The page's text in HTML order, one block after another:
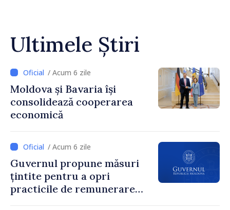
Ultimele Știri
/ Acum 6 zile
Moldova și Bavaria își
consolidează cooperarea
economică
/ Acum 6 zile
Guvernul propune măsuri
țintite pentru a opri
practicile de remunerare